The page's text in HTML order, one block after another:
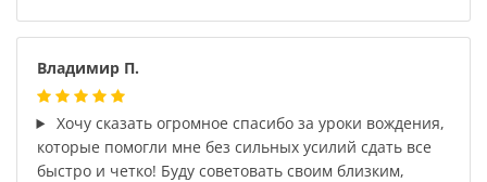
Владимир П.
Хочу сказать огромное спасибо за уроки вождения,
которые помогли мне без сильных усилий сдать все
быстро и четко! Буду советовать своим близким,